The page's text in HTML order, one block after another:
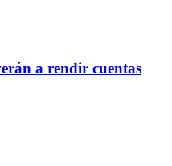
a rendir cuentas